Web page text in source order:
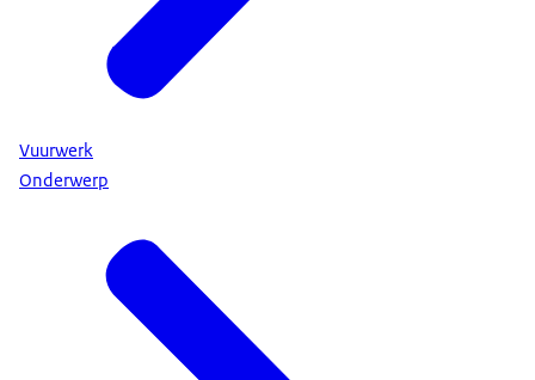
Vuurwerk
Onderwerp